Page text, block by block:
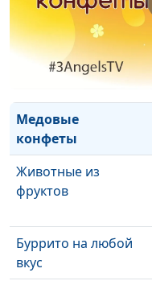
Драники
Рецепт хорошего
Медовые
конфеты
Животные из
фруктов
Буррито на любой
вкус